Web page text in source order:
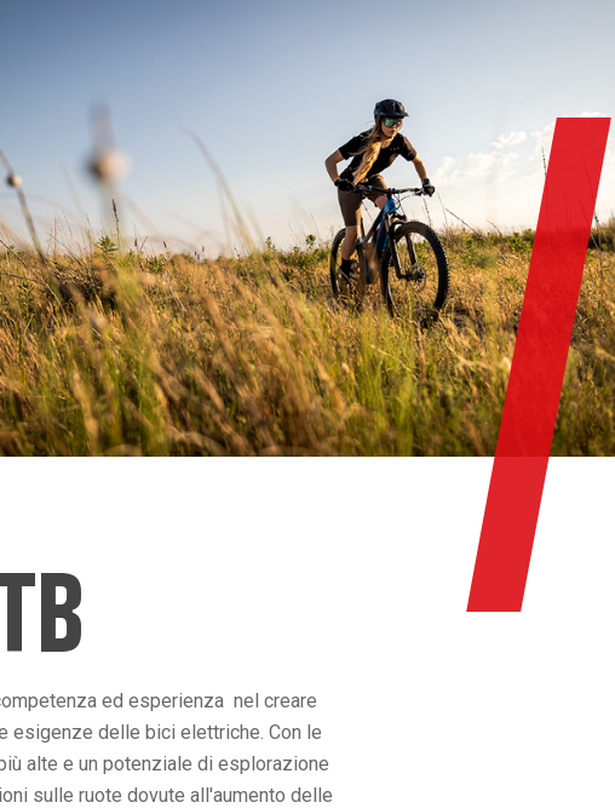
ed esperienza nel creare
esigenze delle bici elettriche. Con le
alte e un potenziale di esplorazione
sulle ruote dovute all'aumento delle